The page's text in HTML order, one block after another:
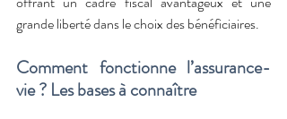
grande liberté dans le choix des bénéficiaires.
Comment fonctionne l’assurance-
vie ? Les bases à connaître